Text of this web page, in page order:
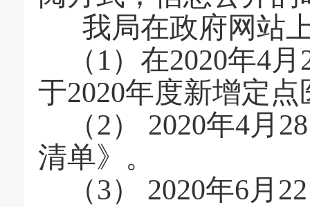
我局在政府网站
（1） 在2020年4
于2020年度新增定
（2） 2020年4月
清单》 。
（3）
2020年6月